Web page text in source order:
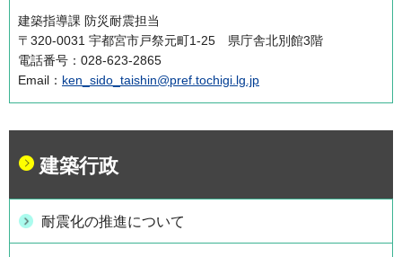
建築指導課 防災耐震担当
〒320-0031 宇都宮市戸祭元町1-25 県庁舎北別館3階
電話番号：028-623-2865
Email： ken_sido_taishin@pref.tochigi.lg.jp
建築行政
耐震化の推進について